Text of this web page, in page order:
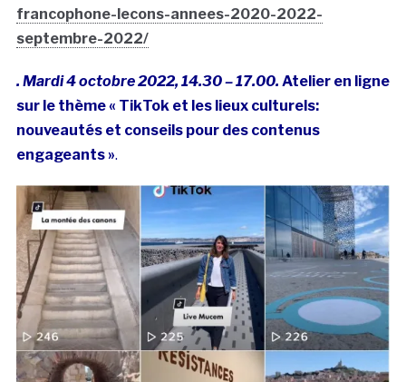
francophone-lecons-annees-2020-2022-
septembre-2022/
. Mardi 4 octobre 2022, 14.30 – 17.00. Atelier en ligne
sur le thème « TikTok et les lieux culturels:
nouveautés et conseils pour des contenus
engageants ».